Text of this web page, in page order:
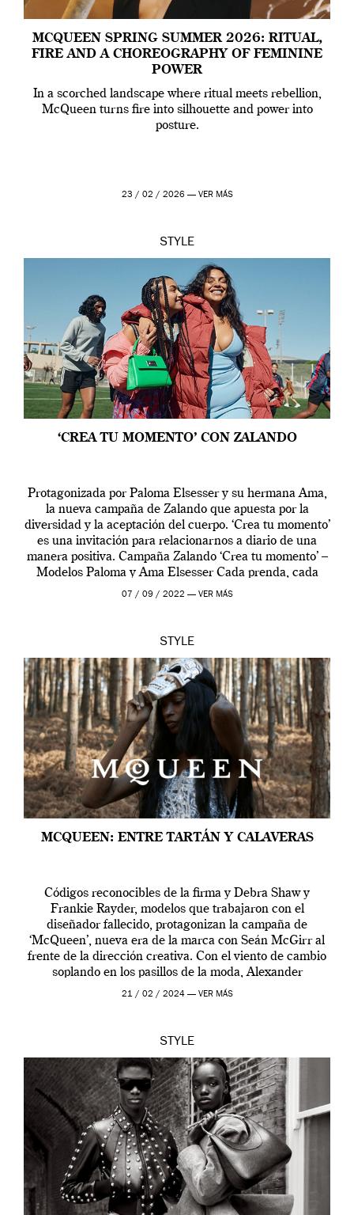
MCQUEEN SPRING SUMMER 2026: RITUAL,
FIRE AND A CHOREOGRAPHY OF FEMININE
POWER
In a scorched landscape where ritual meets rebellion,
McQueen turns fire into silhouette and power into
posture.
23 / 02 / 2026 — VER MÁS
STYLE
‘CREA TU MOMENTO’ CON ZALANDO
Protagonizada por Paloma Elsesser y su hermana Ama,
la nueva campaña de Zalando que apuesta por la
diversidad y la aceptación del cuerpo. ‘Crea tu momento’
es una invitación para relacionarnos a diario de una
manera positiva. Campaña Zalando ‘Crea tu momento’ –
Modelos Paloma y Ama Elsesser Cada prenda, cada
outfit, cada momento, caracteriza […]
07 / 09 / 2022 — VER MÁS
STYLE
MCQUEEN: ENTRE TARTÁN Y CALAVERAS
Códigos reconocibles de la firma y Debra Shaw y
Frankie Rayder, modelos que trabajaron con el
diseñador fallecido, protagonizan la campaña de
‘McQueen’, nueva era de la marca con Seán McGirr al
frente de la dirección creativa. Con el viento de cambio
soplando en los pasillos de la moda, Alexander
McQueen se prepara para una […]
21 / 02 / 2024 — VER MÁS
STYLE